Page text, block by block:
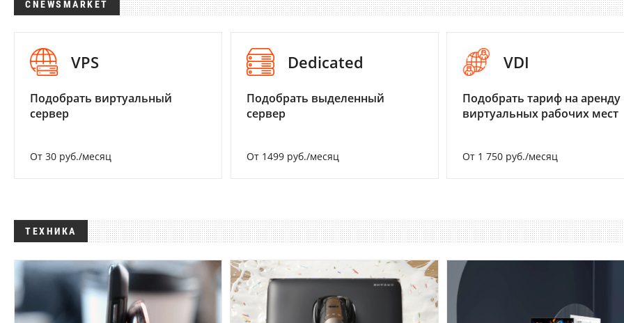
CNEWSMARKET
VPS
Подобрать виртуальный
сервер
От 30 руб./месяц
Dedicated
Подобрать выделенный
сервер
От 1499 руб./месяц
VDI
Подобрать тариф на аренду
виртуальных рабочих мест
От 1 750 руб./месяц
ТЕХНИКА